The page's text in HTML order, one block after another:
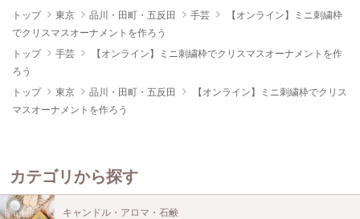
トップ 東京 品川・田町・五反田 手芸
【オンライン】ミニ刺繍枠
でクリスマスオーナメントを作ろう
トップ
手芸
【オンライン】ミニ刺繍枠でクリスマスオーナメントを作
ろう
トップ
東京 品川・田町・五反田
【オンライン】ミニ刺繍枠でクリス
マスオーナメントを作ろう
カテゴリから探す
キャンドル・アロマ・石鹸